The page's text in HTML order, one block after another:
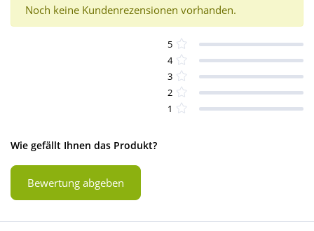
Noch keine Kundenrezensionen vorhanden.
5
4
3
2
1
Wie gefällt Ihnen das Produkt?
Bewertung abgeben